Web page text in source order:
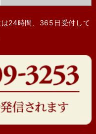
24時間、365日受付して